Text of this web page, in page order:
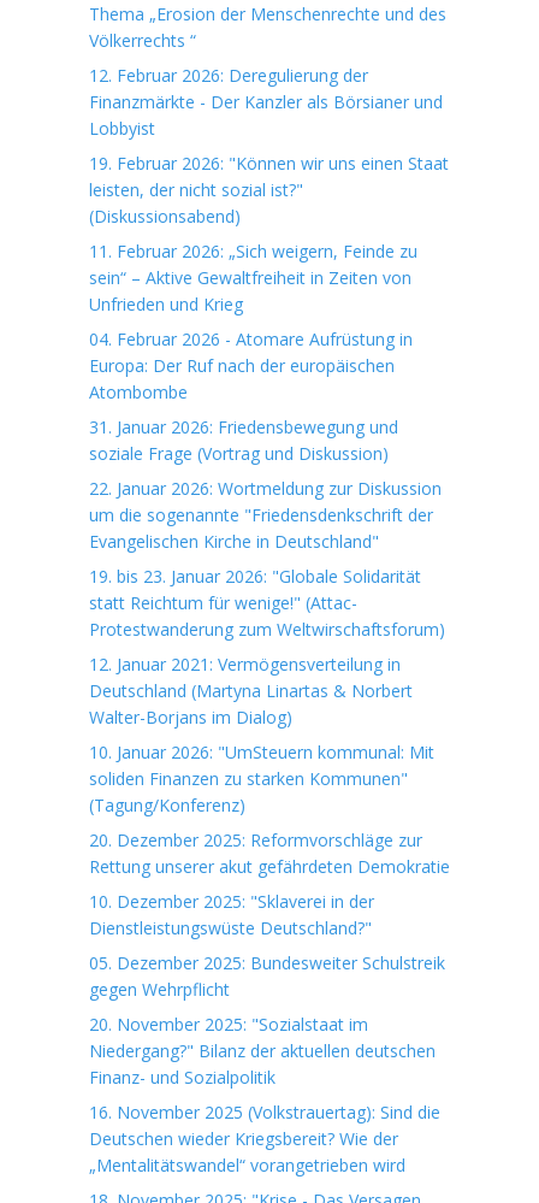
Thema „Erosion der Menschenrechte und des
Völkerrechts “
12. Februar 2026: Deregulierung der
Finanzmärkte - Der Kanzler als Börsianer und
Lobbyist
19. Februar 2026: "Können wir uns einen Staat
leisten, der nicht sozial ist?"
(Diskussionsabend)
11. Februar 2026: „Sich weigern, Feinde zu
sein“ – Aktive Gewaltfreiheit in Zeiten von
Unfrieden und Krieg
04. Februar 2026 - Atomare Aufrüstung in
Europa: Der Ruf nach der europäischen
Atombombe
31. Januar 2026: Friedensbewegung und
soziale Frage (Vortrag und Diskussion)
22. Januar 2026: Wortmeldung zur Diskussion
um die sogenannte "Friedensdenkschrift der
Evangelischen Kirche in Deutschland"
19. bis 23. Januar 2026: "Globale Solidarität
statt Reichtum für wenige!" (Attac-
Protestwanderung zum Weltwirschaftsforum)
12. Januar 2021: Vermögensverteilung in
Deutschland (Martyna Linartas & Norbert
Walter-Borjans im Dialog)
10. Januar 2026: "UmSteuern kommunal: Mit
soliden Finanzen zu starken Kommunen"
(Tagung/Konferenz)
20. Dezember 2025: Reformvorschläge zur
Rettung unserer akut gefährdeten Demokratie
10. Dezember 2025: "Sklaverei in der
Dienstleistungswüste Deutschland?"
05. Dezember 2025: Bundesweiter Schulstreik
gegen Wehrpflicht
20. November 2025: "Sozialstaat im
Niedergang?" Bilanz der aktuellen deutschen
Finanz- und Sozialpolitik
16. November 2025 (Volkstrauertag): Sind die
Deutschen wieder Kriegsbereit? Wie der
„Mentalitätswandel“ vorangetrieben wird